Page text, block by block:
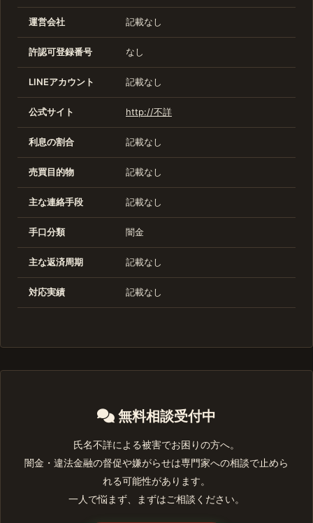
運営会社 記載なし
許認可登録番号 なし
LINEアカウント 記載なし
公式サイト http://不詳
利息の割合 記載なし
売買目的物 記載なし
主な連絡手段 記載なし
手口分類 闇金
主な返済周期 記載なし
対応実績 記載なし
無料相談受付中
氏名不詳による被害でお困りの方へ。
闇金・違法金融の督促や嫌がらせは専門家への相談で止めら
れる可能性があります。
一人で悩まず、まずはご相談ください。